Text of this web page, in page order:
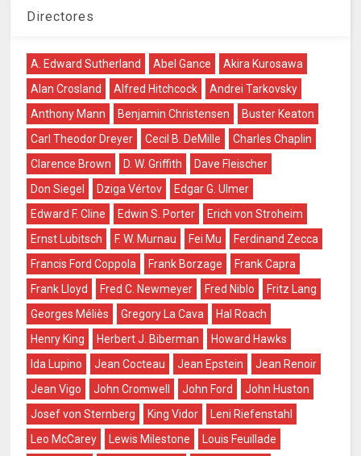
Directores
A. Edward Sutherland Abel Gance
Akira Kurosawa
Alan Crosland
Alfred Hitchcock
Andrei Tarkovsky
Anthony Mann
Benjamin Christensen
Buster Keaton
Carl Theodor Dreyer
Cecil B. DeMille
Charles Chaplin
Clarence Brown
D. W. Griffith
Dave Fleischer
Don Siegel
Dziga Vértov
Edgar G. Ulmer
Edward F. Cline
Edwin S. Porter
Erich von Stroheim
Ernst Lubitsch
F. W. Murnau Fei Mu
Ferdinand Zecca
Francis Ford Coppola
Frank Borzage
Frank Capra
Frank Lloyd
Fred C. Newmeyer Fred Niblo
Fritz Lang
Georges Méliès
Gregory La Cava
Hal Roach
Henry King
Herbert J. Biberman
Howard Hawks
Ida Lupino
Jean Cocteau Jean Epstein
Jean Renoir
Jean Vigo
John Cromwell John Ford
John Huston
Josef von Sternberg
King Vidor
Leni Riefenstahl
Leo McCarey
Lewis Milestone
Louis Feuillade